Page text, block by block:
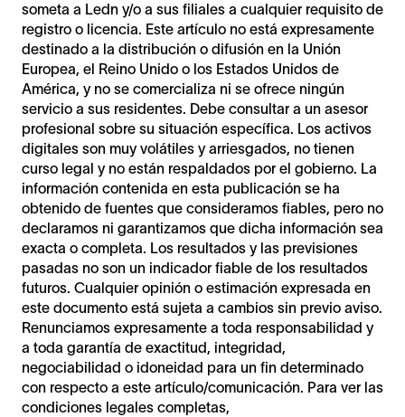
someta a Ledn y/o a sus filiales a cualquier requisito de
registro o licencia. Este artículo no está expresamente
destinado a la distribución o difusión en la Unión
Europea, el Reino Unido o los Estados Unidos de
América, y no se comercializa ni se ofrece ningún
servicio a sus residentes. Debe consultar a un asesor
profesional sobre su situación específica. Los activos
digitales son muy volátiles y arriesgados, no tienen
curso legal y no están respaldados por el gobierno. La
información contenida en esta publicación se ha
obtenido de fuentes que consideramos fiables, pero no
declaramos ni garantizamos que dicha información sea
exacta o completa. Los resultados y las previsiones
pasadas no son un indicador fiable de los resultados
futuros. Cualquier opinión o estimación expresada en
este documento está sujeta a cambios sin previo aviso.
Renunciamos expresamente a toda responsabilidad y
a toda garantía de exactitud, integridad,
negociabilidad o idoneidad para un fin determinado
con respecto a este artículo/comunicación. Para ver las
condiciones legales completas,